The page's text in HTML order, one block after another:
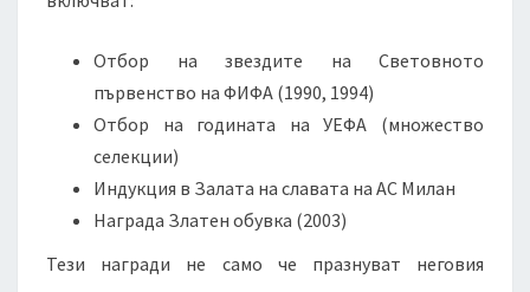
Отбор на звездите на Световното
първенство на ФИФА (1990, 1994)
Отбор на годината на УЕФА (множество
селекции)
Индукция в Залата на славата на АС Милан
Награда Златен обувка (2003)
Тези награди не само че празнуват неговия